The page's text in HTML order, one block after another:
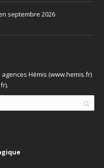
septembre 2026
Hémis (www.hemis.fr)